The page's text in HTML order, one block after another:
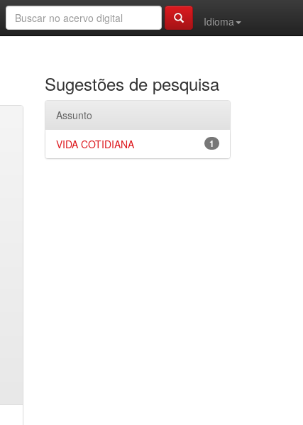
Idioma
Sugestões de pesquisa
Assunto
1
VIDA COTIDIANA